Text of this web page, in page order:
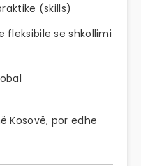
(skills)
fleksibile se shkollimi
Kosovë, por edhe